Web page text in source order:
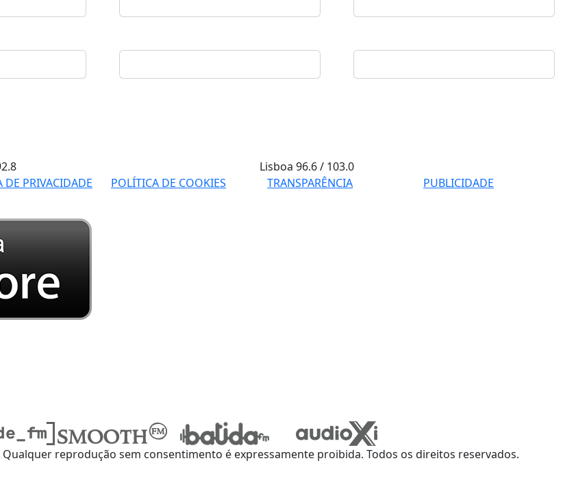
Lisboa96.6 / 103.0
DE PRIVACIDADE POLÍTICA DE COOKIES TRANSPARÊNCIA
PUBLICIDADE
reprodução sem consentimento é expressamente proibida. Todos os direitos reservados.